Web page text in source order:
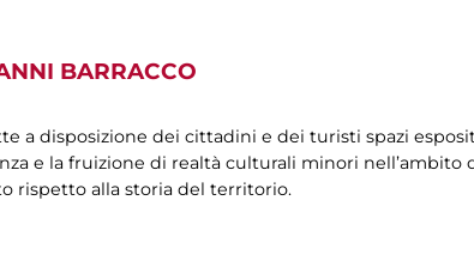
BARRACCO
a disposizione dei cittadini e dei turisti spazi
e la fruizione di realtà culturali minori nell’ambito
rispetto alla storia del territorio.